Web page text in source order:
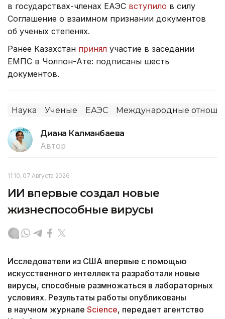
в государствах-членах ЕАЭС вступило в силу
Соглашение о взаимном признании документов
об ученых степенях.
Ранее Казахстан принял участие в заседании
ЕМПС в Чолпон-Ате: подписаны шесть
документов.
Наука Ученые ЕАЭС Международные
Диана Калманбаева
Автор
11:10, 07 Августа 2026
ИИ впервые создал новые
жизнеспособные вирусы
Исследователи из США впервые с помощью
искусственного интеллекта разработали новые
вирусы, способные размножаться в лабораторных
условиях. Результаты работы опубликованы
в научном журнале Science, передает агентство